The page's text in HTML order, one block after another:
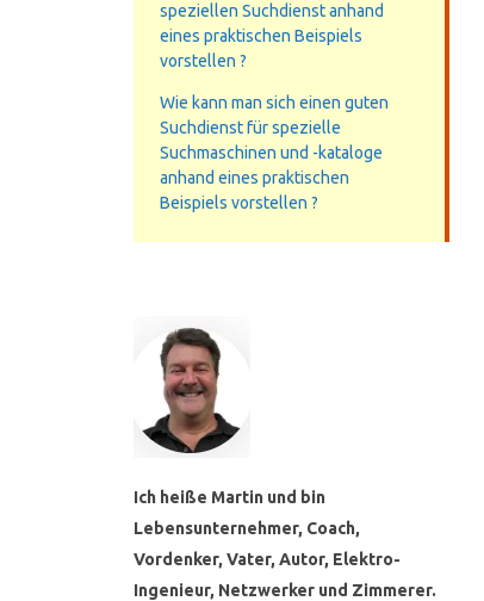
speziellen Suchdienst anhand
eines praktischen Beispiels
vorstellen ?
Wie kann man sich einen guten
Suchdienst für spezielle
Suchmaschinen und -kataloge
anhand eines praktischen
Beispiels vorstellen ?
Ich heiße Martin und bin
Lebensunternehmer, Coach,
Vordenker, Vater, Autor, Elektro-
Ingenieur, Netzwerker und Zimmerer.